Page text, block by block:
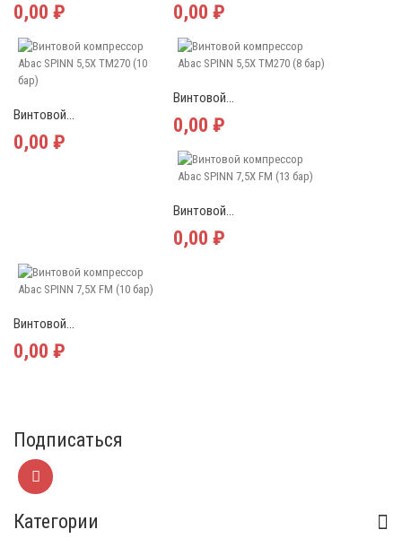
0,00 ₽ 0,00 ₽
Винтовой...
0,00 ₽
Винтовой...
0,00 ₽
Винтовой...
0,00 ₽
Винтовой...
0,00 ₽
Подписаться
Категории